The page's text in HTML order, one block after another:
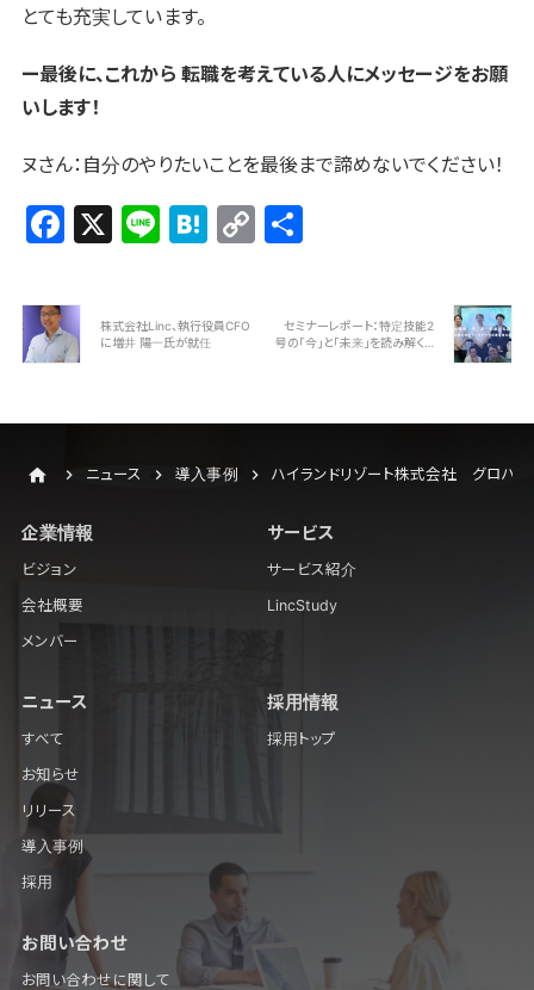
とても充実しています。
ー最後に、これから 転職を考えている人にメッセージをお願
いします！
ヌさん：自分のやりたいことを最後まで諦めないでください！
F
c
e
b
o
k
X
Li H
n
C
y
n
株式会社Linc、執行役員CFO
に増井 陽一氏が就任
セミナーレポート：特定技能2
号の「今」と「未来」を読み解く…
ニュース 導入事例 ハイランドリゾート株式会社 グロハ
企業情報
ビジョン
会社概要
メンバー
サービス
サービス紹介
LincStudy
ニュース
すべて
お知らせ
リリース
導入事例
採用
採用情報
採用トップ
お問い合わせ
お問い合わせに関して